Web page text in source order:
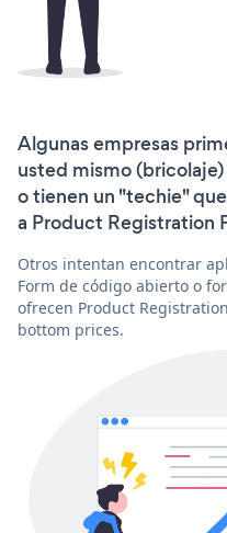
Algunas empresas
usted mismo
o tienen un "techie"
a Product Registration
Otros intentan encontrar
Form de código abierto o
ofrecen Product
bottom prices.